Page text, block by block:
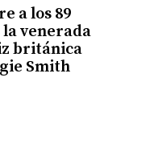
a los 89
la venerada
británica
Smith